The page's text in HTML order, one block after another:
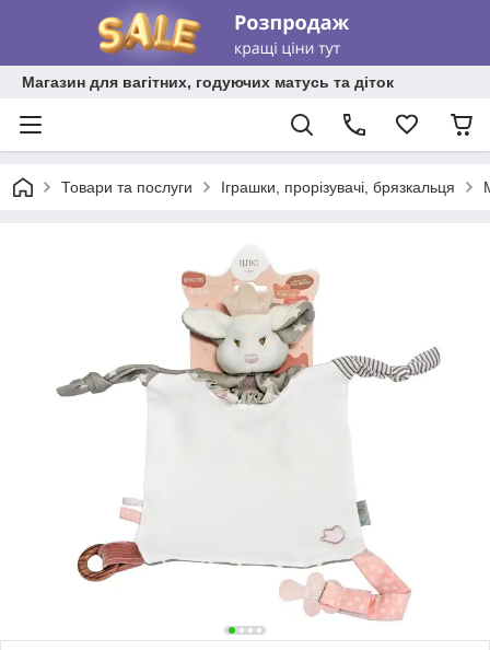
Магазин для вагітних, годуючих матусь та діток
Товари та послуги Іграшки, прорізувачі, брязкальця